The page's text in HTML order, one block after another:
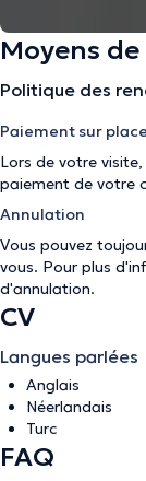
Moyens
Politique des
Paiement sur place
Lors de votre
paiement de votre
Annulation
Vous pouvez
vous. Pour plus
d'annulation.
CV
Langues parlées
Anglais
Néerlandais
Turc
FAQ